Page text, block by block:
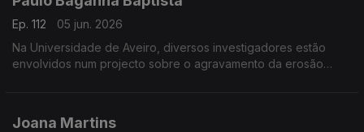
Ep. 112
05 jun. 2026
Na Universidade de Aveiro, diversos investigadores estão
envolvidos num projecto sobre o agravamento da erosão
Joana Martins